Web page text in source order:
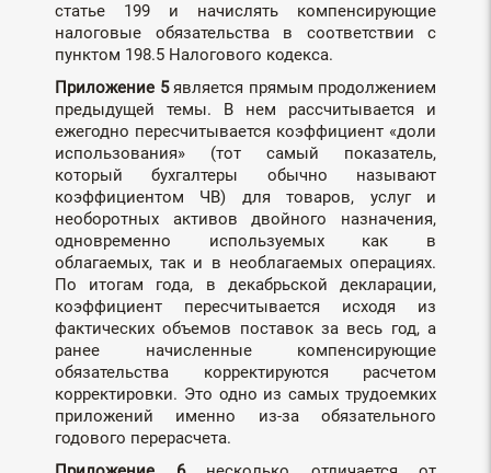
статье 199 и начислять компенсирующие
налоговые обязательства в соответствии с
пунктом 198.5 Налогового кодекса.
Приложение 5является прямым продолжением
предыдущей темы. В нем рассчитывается и
ежегодно пересчитывается коэффициент «доли
использования» (тот самый показатель,
который бухгалтеры обычно называют
коэффициентом ЧВ) для товаров, услуг и
необоротных активов двойного назначения,
одновременно используемых как в
облагаемых, так и в необлагаемых операциях.
По итогам года, в декабрьской декларации,
коэффициент пересчитывается исходя из
фактических объемов поставок за весь год, а
ранее начисленные компенсирующие
обязательства корректируются расчетом
корректировки. Это одно из самых трудоемких
приложений именно из-за обязательного
годового перерасчета.